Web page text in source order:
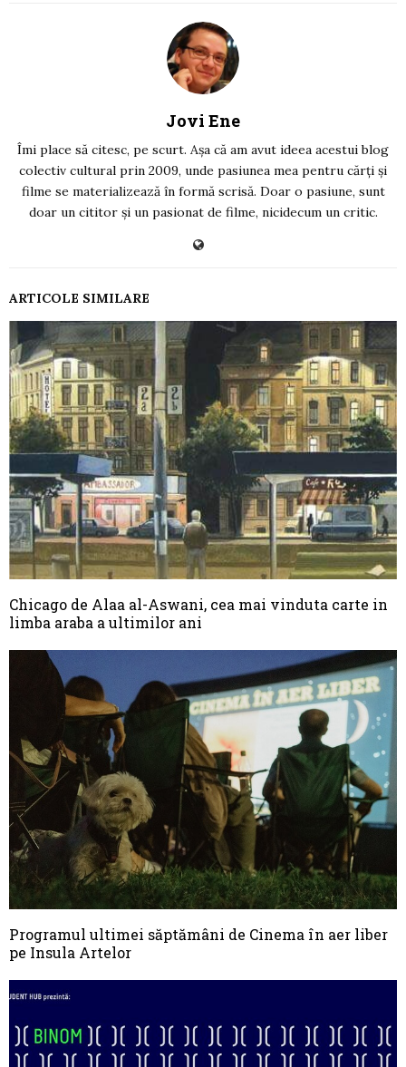
Jovi Ene
Îmi place să citesc, pe scurt. Așa că am avut ideea acestui blog
colectiv cultural prin 2009, unde pasiunea mea pentru cărți și
filme se materializează în formă scrisă. Doar o pasiune, sunt
doar un cititor și un pasionat de filme, nicidecum un critic.
ARTICOLE SIMILARE
Chicago de Alaa al-Aswani, cea mai vinduta carte in
limba araba a ultimilor ani
Programul ultimei săptămâni de Cinema în aer liber
pe Insula Artelor